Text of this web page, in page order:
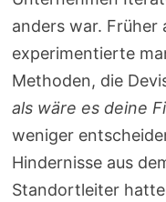
anders war. Früher
experimentierte
Methoden, die
als wäre es deine
weniger
Hindernisse aus
Standortleiter